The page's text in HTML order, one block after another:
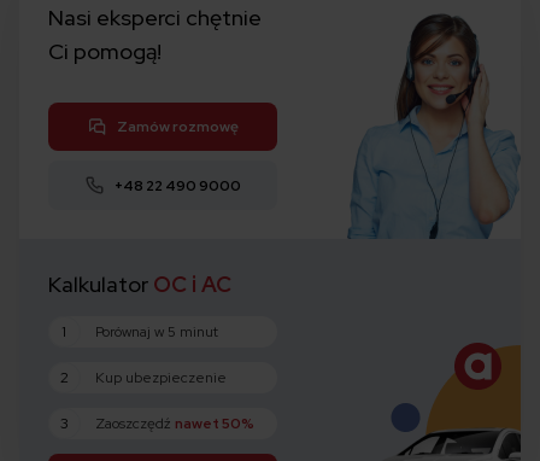
Nasi eksperci chętnie
Ci pomogą!
Zamów rozmowę
+48 22 490 9000
Kalkulator OC i AC
1 Porównaj w 5 minut
2 Kup ubezpieczenie
3 Zaoszczędź nawet 50%